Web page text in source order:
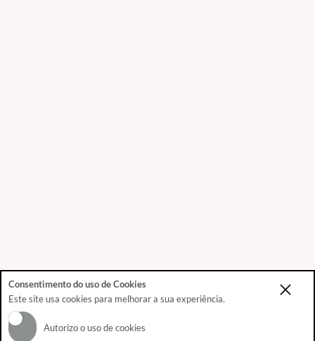
Consentimento do uso de Cookies
Este site usa cookies para melhorar a sua experiência.
Autorizo o uso de cookies